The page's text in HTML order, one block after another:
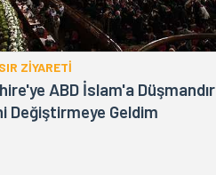
ZİYARETİ
ABD İslam'a Düşmandır
Değiştirmeye Geldim